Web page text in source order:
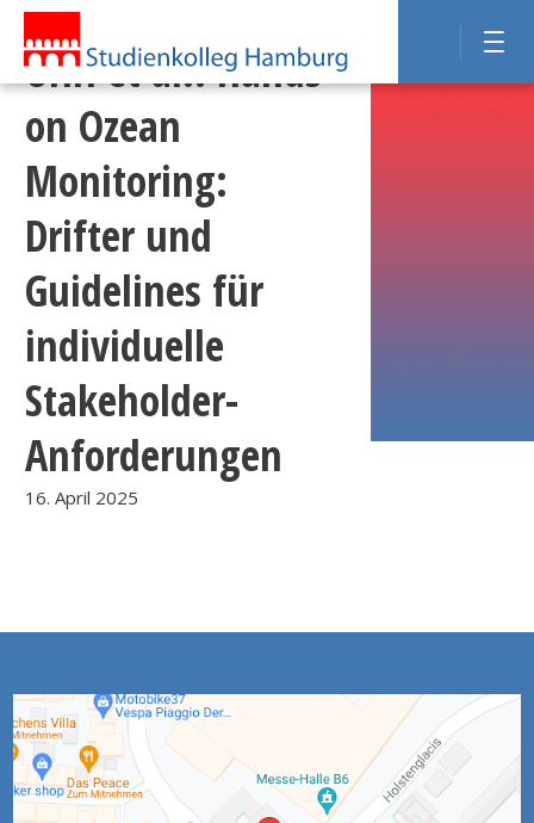
UHH et al.: Hands-
on Ozean
Monitoring:
Drifter und
Guidelines für
individuelle
Stakeholder-
Anforderungen
16. April 2025